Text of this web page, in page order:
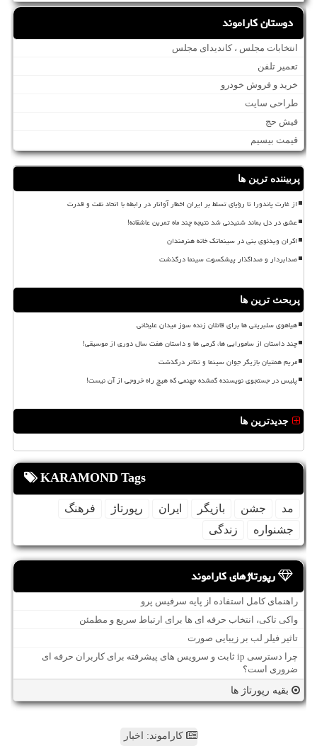
دوستان کاراموند
انتخابات مجلس ، کاندیدای مجلس
تعمیر تلفن
خرید و فروش خودرو
طراحی سایت
فیش حج
قیمت بیسیم
پربیننده ترین ها
از غارت پاندورا تا رؤیای تسلط بر ایران اخطار آواتار در رابطه با اتحاد نفت و قدرت
عشق در دل بماند شنیدنی شد نتیجه چند ماه تمرین عاشقانه!
اکران ویدئوی بنی در سینماتک خانه هنرمندان
صدابردار و صداگذار پیشکسوت سینما درگذشت
پربحث ترین ها
هیاهوی سلبریتی ها برای قاتلان زنده سوز میدان علیخانی
چند داستان از سامورایی ها، گرمی ها و داستان هفت سال دوری از موسیقی!
مریم همتیان بازیگر جوان سینما و تئاتر درگذشت
پلیس در جستجوی نویسنده گمشده جهنمی که هیچ راه خروجی از آن نیست!
جدیدترین ها
KARAMOND Tags
مد جشن بازیگر ایران رپورتاژ
فرهنگ
جشنواره
زندگی
رپورتاژهای کاراموند
راهنمای کامل استفاده از پایه سرفیس پرو
واکی تاکی، انتخاب حرفه ای ها برای ارتباط سریع و مطمئن
تاثیر فیلر لب بر زیبایی صورت
چرا دسترسی ip ثابت و سرویس های پیشرفته برای کاربران حرفه ای
ضروری است؟
بقیه رپورتاژ ها
کاراموند: اخبار